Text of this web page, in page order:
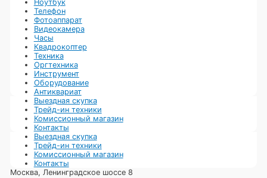
Ноутбук
Телефон
Фотоаппарат
Видеокамера
Часы
Квадрокоптер
Техника
Оргтехника
Инструмент
Оборудование
Антиквариат
Выездная скупка
Трейд-ин техники
Комиссионный магазин
Контакты
Выездная скупка
Трейд-ин техники
Комиссионный магазин
Контакты
Москва, Ленинградское шоссе 8